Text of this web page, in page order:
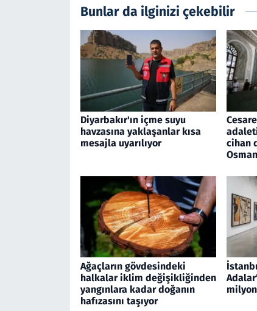
Bunlar da ilginizi çekebilir
Diyarbakır'ın içme suyu
havzasına yaklaşanlar kısa
mesajla uyarılıyor
cihan
Ağaçların gövdesindeki
halkalar iklim değişikliğinden
yangınlara kadar doğanın
hafızasını taşıyor